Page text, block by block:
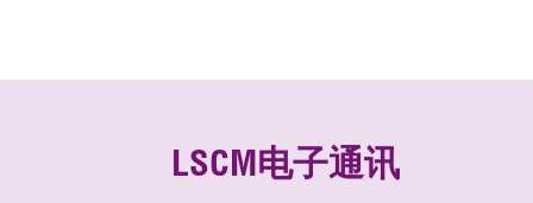
LSCM电子通讯